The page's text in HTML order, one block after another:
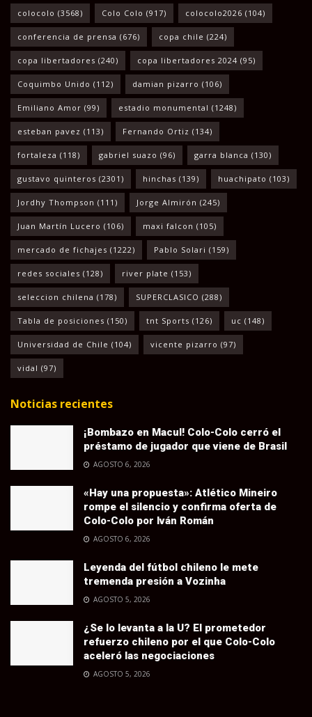
colocolo (3568) Colo Colo (917) colocolo2026 (104)
conferencia de prensa (676) copa chile (224)
copa libertadores (240) copa libertadores 2024 (95)
Coquimbo Unido (112) damian pizarro (106)
Emiliano Amor (99) estadio monumental (1248)
esteban pavez (113) Fernando Ortiz (134)
fortaleza (118) gabriel suazo (96) garra blanca (130)
gustavo quinteros (2301) hinchas (139) huachipato (103)
Jordhy Thompson (111) Jorge Almirón (245)
Juan Martín Lucero (106) maxi falcon (105)
mercado de fichajes (1222) Pablo Solari (159)
redes sociales (128) river plate (153)
seleccion chilena (178) SUPERCLASICO (288)
Tabla de posiciones (150) tnt Sports (126) uc (148)
Universidad de Chile (104) vicente pizarro (97)
vidal (97)
Noticias recientes
¡Bombazo en Macul! Colo-Colo cerró el
préstamo de jugador que viene de Brasil
AGOSTO 6, 2026
«Hay una propuesta»: Atlético Mineiro
rompe el silencio y confirma oferta de
Colo-Colo por Iván Román
AGOSTO 6, 2026
Leyenda del fútbol chileno le mete
tremenda presión a Vozinha
AGOSTO 5, 2026
¿Se lo levanta a la U? El prometedor
refuerzo chileno por el que Colo-Colo
aceleró las negociaciones
AGOSTO 5, 2026